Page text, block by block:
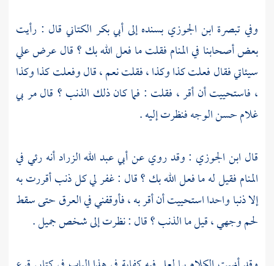
وفي تبصرة ابن الجوزي بسنده إلىأبي بكر الكتاني قال : رأيت
بعض أصحابنا في المنام فقلت ما فعل الله بك ؟ قال عرض علي
سيئاتي فقال فعلت كذا وكذا ، فقلت نعم ، قال وفعلت كذا وكذا
، فاستحييت أن أقر ، فقلت : فما كان ذلك الذنب ؟ قال مر بي
غلام حسن الوجه فنظرت إليه .
قال ابن الجوزي : وقد روي عنأبي عبد الله الزرادأنه رئي في
المنام فقيل له ما فعل الله بك ؟ قال : غفر لي كل ذنب أقررت به
إلا ذنبا واحدا استحييت أن أقر به ، فأوقفني في العرق حتى سقط
لحم وجهي ، قيل ما الذنب ؟ قال : نظرت إلى شخص جميل .